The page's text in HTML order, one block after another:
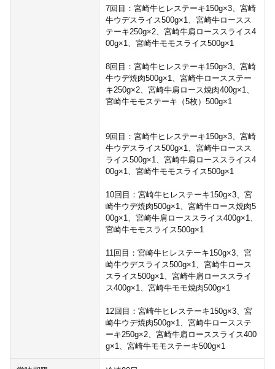
7回目：宮崎牛ヒレステーキ150g×3、宮崎
牛ウデスライス500g×1、宮崎牛ロースス
テーキ250g×2、宮崎牛肩ローススライス4
00g×1、宮崎牛モモスライス500g×1
8回目：宮崎牛ヒレステーキ150g×3、宮崎
牛ウデ焼肉500g×1、宮崎牛ロースステー
キ250g×2、宮崎牛肩ロース焼肉400g×1、
宮崎牛モモステーキ（5枚）500g×1
9回目：宮崎牛ヒレステーキ150g×3、宮崎
牛ウデスライス500g×1、宮崎牛ロースス
ライス500g×1、宮崎牛肩ローススライス4
00g×1、宮崎牛モモスライス500g×1
10回目：宮崎牛ヒレステーキ150g×3、宮
崎牛ウデ焼肉500g×1、宮崎牛ロース焼肉5
00g×1、宮崎牛肩ローススライス400g×1、
宮崎牛モモスライス500g×1
11回目：宮崎牛ヒレステーキ150g×3、宮
崎牛ウデスライス500g×1、宮崎牛ロース
スライス500g×1、宮崎牛肩ローススライ
ス400g×1、宮崎牛モモ焼肉500g×1
12回目：宮崎牛ヒレステーキ150g×3、宮
崎牛ウデ焼肉500g×1、宮崎牛ロースステ
ーキ250g×2、宮崎牛肩ローススライス400
g×1、宮崎牛モモステーキ500g×1